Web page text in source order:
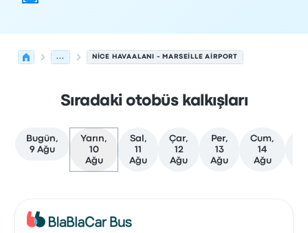
... NICE HAVAALANI - MARSEILLE AIRPORT
Sıradaki otobüs kalkışları
Bugün,
9 Ağu
Yarın,
10
Ağu
Sal,
11
Ağu
Çar,
12
Ağu
Per,
13
Ağu
Cum,
14
Ağu